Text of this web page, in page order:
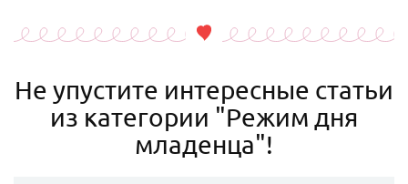
Не упустите интересные статьи
из категории "Режим дня
младенца"!